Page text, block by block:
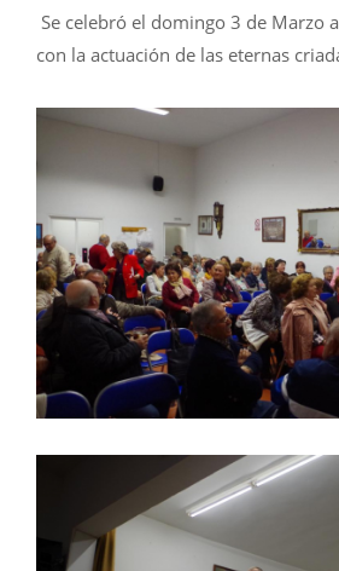
Se celebró el domingo 3 de Marzo
con la actuación de las eternas